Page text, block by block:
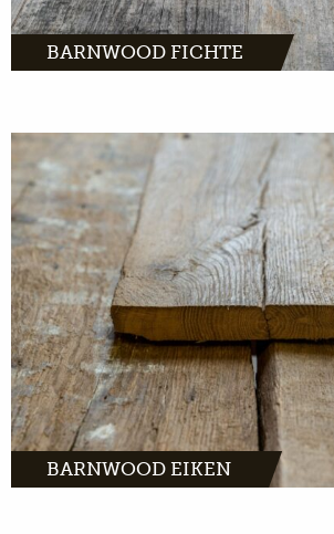
BARNWOOD FICHTE
Barnwood eiken komt van
boerderijen en schuren uit heel
MEER INFO
BARNWOOD EIKEN